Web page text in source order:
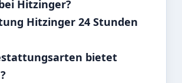
Hitzinger?
Hitzinger 24 Stunden
bietet